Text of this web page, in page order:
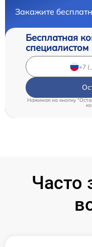
Закажите
Бесплатная
специалистом
Нажимая на кнопку
Часто